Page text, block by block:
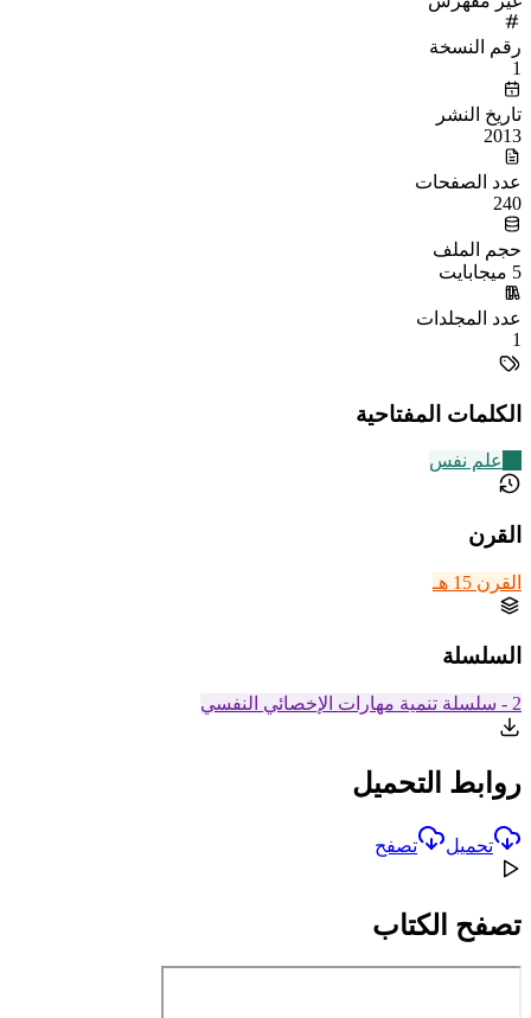
رقم النسخة
1
تاريخ النشر
2013
عدد الصفحات
240
حجم الملف
5 ميجابايت
عدد المجلدات
1
الكلمات المفتاحية
علم نفس
القرن
القرن 15 هـ
السلسلة
2 - سلسلة تنمية مهارات الإخصائي النفسي
روابط التحميل
تحميل تصفح
تصفح الكتاب